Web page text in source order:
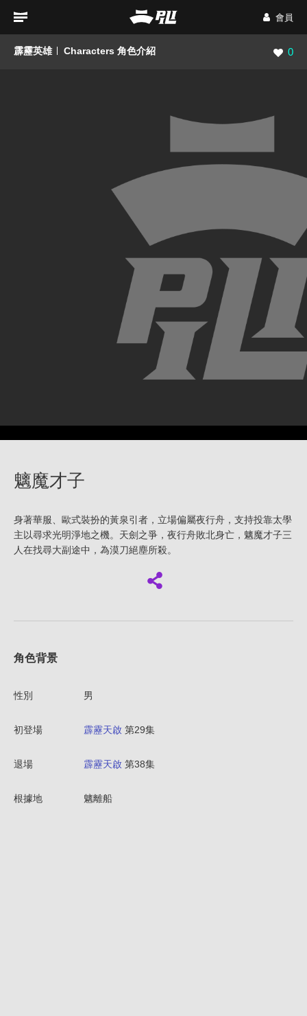
會員
霹靂英雄 Characters 角色介紹 瀏覽
0
魑魔才子
身著華服、歐式裝扮的黃泉引者，立場偏屬夜行舟，支持投靠太學
主以尋求光明淨地之機。天劍之爭，夜行舟敗北身亡，魑魔才子三
人在找尋大副途中，為漠刀絕塵所殺。
角色背景
性別 男
初登場 霹靂天啟 第29集
退場 霹靂天啟 第38集
根據地 魑離船